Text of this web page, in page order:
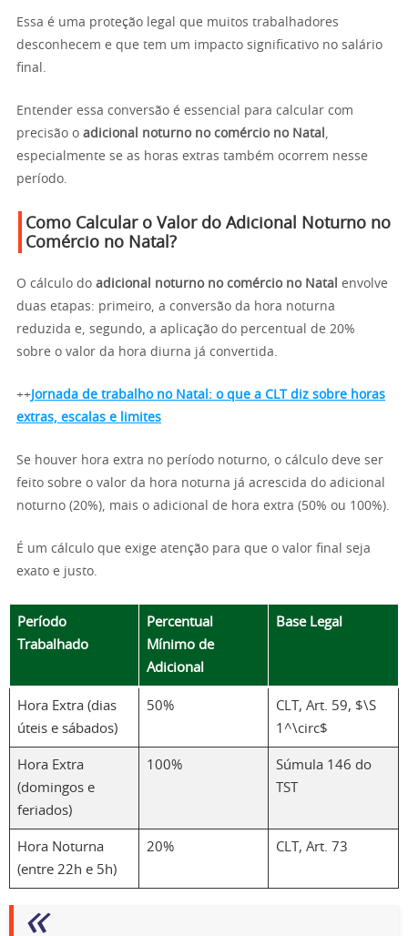
Essa é uma proteção legal que muitos trabalhadores
desconhecem e que tem um impacto significativo no salário
final.
Entender essa conversão é essencial para calcular com
precisão o adicional noturno no comércio no Natal
especialmente se as horas extras também ocorrem nesse
período.
Como Calcular o Valor do Adicional Noturno no
Comércio no Natal?
O cálculo do adicional noturno no comércio no Natal envolve
duas etapas: primeiro, a conversão da hora noturna
reduzida e, segundo, a aplicação do percentual de 20%
sobre o valor da hora diurna já convertida.
++ Jornada de trabalho no Natal: o que a CLT diz sobre horas
extras, escalas e limites
Se houver hora extra no período noturno, o cálculo deve ser
feito sobre o valor da hora noturna já acrescida do adicional
noturno (20%), mais o adicional de hora extra (50% ou 100%).
É um cálculo que exige atenção para que o valor final seja
exato e justo.
Período
Trabalhado
Percentual
Mínimo de
Adicional
Base Legal
Hora Extra (dias
úteis e sábados)
50%
CLT, Art. 59, $\S
1^\circ$
Hora Extra
(domingos e
feriados)
100%
Súmula 146 do
TST
Hora Noturna
(entre 22h e 5h)
20% CLT, Art. 73